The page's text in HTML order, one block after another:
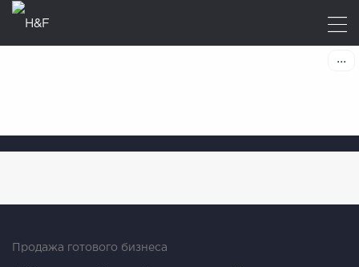
Продажа готового бизнеса